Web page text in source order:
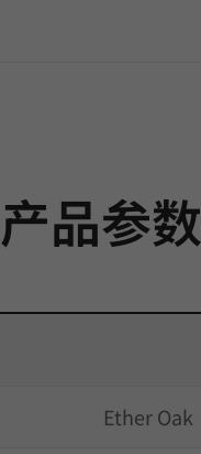
产品参数
Ether Oak